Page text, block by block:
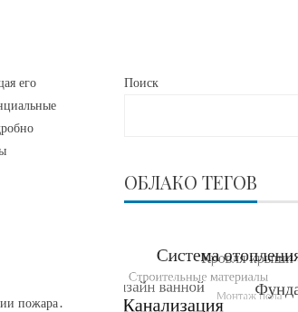
его
пожара․
Поиск
ОБЛАКО ТЕГОВ